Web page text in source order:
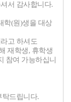
서 감사합니다.
학(원)생을 대상
고 하셔도
재학생, 휴학생
참여 가능하십니
탁드립니다.